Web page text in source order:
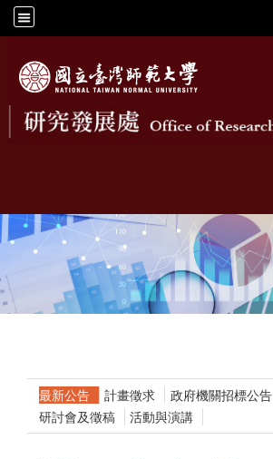
最新公告 計畫徵求 政府機關招標公告
研討會及徵稿
活動與演講